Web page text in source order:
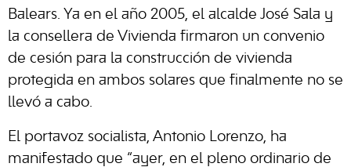
Balears. Ya en el año 2005, el alcalde José Sala y
la consellera de Vivienda firmaron un convenio
de cesión para la construcción de vivienda
protegida en ambos solares que finalmente no se
llevó a cabo.
El portavoz socialista, Antonio Lorenzo, ha
manifestado que “ayer, en el pleno ordinario de